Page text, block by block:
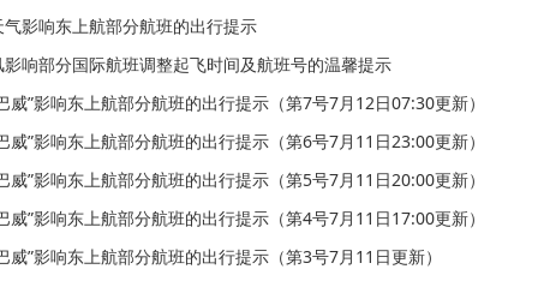
影响东上航部分航班的出行提示
响部分国际航班调整起飞时间及航班号的温馨提示
威”影响东上航部分航班的出行提示（第7号7月12日07:30更新）
威”影响东上航部分航班的出行提示（第6号7月11日23:00更新）
威”影响东上航部分航班的出行提示（第5号7月11日20:00更新）
威”影响东上航部分航班的出行提示（第4号7月11日17:00更新）
威”影响东上航部分航班的出行提示（第3号7月11日更新）